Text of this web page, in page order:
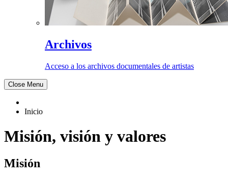
Archivos
Acceso a los archivos documentales de artistas
Close Menu
Inicio
Misión, visión y valores
Misión